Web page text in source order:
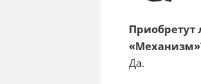
Приобретут
Да.